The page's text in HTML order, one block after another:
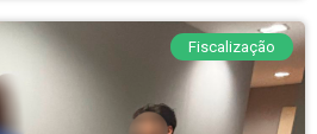
Fiscalização